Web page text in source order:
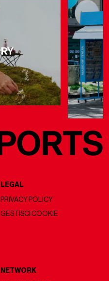
LEGAL
PRIVACY POLICY
GESTISCI COOKIE
NETWORK